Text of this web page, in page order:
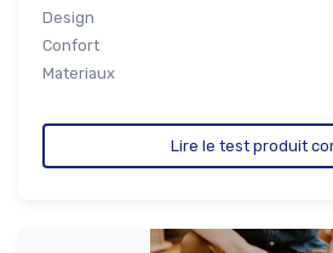
Design
Confort
Materiaux
Lire le test produit